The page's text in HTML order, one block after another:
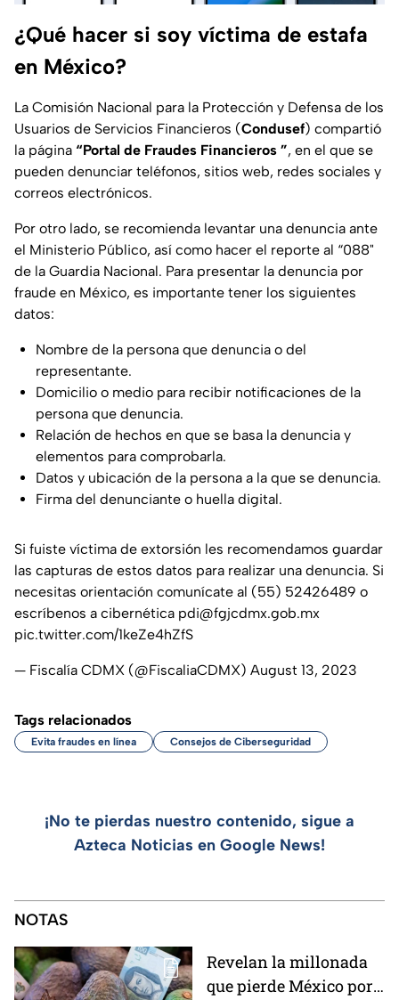
¿Qué hacer si soy víctima de estafa
en México?
La Comisión Nacional para la Protección y Defensa de los
Usuarios de Servicios Financieros (Condusef) compartió
la página “Portal de Fraudes Financieros ”, en el que se
pueden denunciar teléfonos, sitios web, redes sociales y
correos electrónicos.
Por otro lado, se recomienda levantar una denuncia ante
el Ministerio Público, así como hacer el reporte al “088"
de la Guardia Nacional. Para presentar la denuncia por
fraude en México, es importante tener los siguientes
datos:
Nombre de la persona que denuncia o del
representante.
Domicilio o medio para recibir notificaciones de la
persona que denuncia.
Relación de hechos en que se basa la denuncia y
elementos para comprobarla.
Datos y ubicación de la persona a la que se denuncia.
Firma del denunciante o huella digital.
Si fuiste víctima de extorsión les recomendamos guardar
las capturas de estos datos para realizar una denuncia. Si
necesitas orientación comunícate al (55) 52426489 o
escríbenos a cibernética pdi@fgjcdmx.gob.mx
pic.twitter.com/1keZe4hZfS
— Fiscalía CDMX (@FiscaliaCDMX) August 13, 2023
Tags relacionados
Evita fraudes en línea Consejos de Ciberseguridad
¡No te pierdas nuestro contenido, sigue a
Azteca Noticias en Google News!
NOTAS
Revelan la millonada
que pierde México por